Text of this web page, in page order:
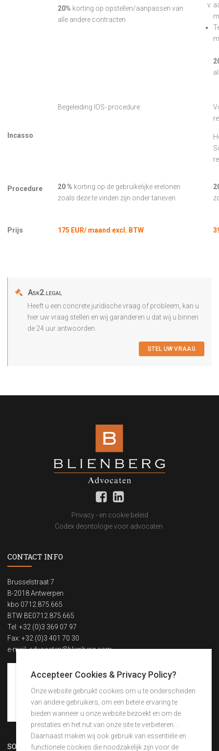
20% korting op opstellen/aanpassen van
alle andere contracten
Incasso
Begeleiding IOS- procedure
Procedure 20 % korting op de gebruikelijke erelonen
zoals deze te vinden zijn onder tarieven
Prijs 175 EUR/ maand excl. BTW
Ask2.legal
Heeft u een concrete juridische vraag of probleem, kan u
hier uw vraag stellen en wij garanderen u dat wij u binnen
de 24 uur antwoorden.
STEL UW VRAAG
Privacy - en cookie beleid
Codex deontologie voor advocaten
CONTACT INFO
Brusselstraat 7
B-2018 Antwerpen
kbo 0712.875.665
BTW BE0712.875.665
Tel: +32 (0)3 369 07 97
Fax: +32 (0)3 401 70 30
e-mail:advocaten@blienberg.com
SOCIAL NIEUWS
Accepteer Cookies & Privacy Policy?
Onze website gebruikt cookies om u te onderscheiden
van andere gebruikers, om een betere ervaring te
bieden wanneer u onze website bezoekt en om de
prestaties en het nut van onze site te verbeteren. .
Daarnaast maken wij ook gebruik van essentiële en
functionele cookies die noodzakelijk zijn voor de